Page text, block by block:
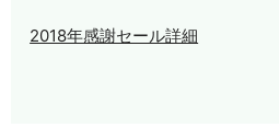
2018年感謝セール詳細